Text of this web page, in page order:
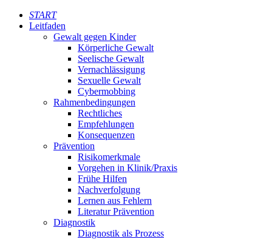
START
Leitfaden
Gewalt gegen Kinder
Körperliche Gewalt
Seelische Gewalt
Vernachlässigung
Sexuelle Gewalt
Cybermobbing
Rahmenbedingungen
Rechtliches
Empfehlungen
Konsequenzen
Prävention
Risikomerkmale
Vorgehen in Klinik/Praxis
Frühe Hilfen
Nachverfolgung
Lernen aus Fehlern
Literatur Prävention
Diagnostik
Diagnostik als Prozess